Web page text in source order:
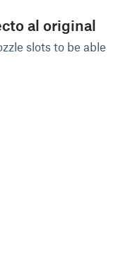
al original
slots to be able